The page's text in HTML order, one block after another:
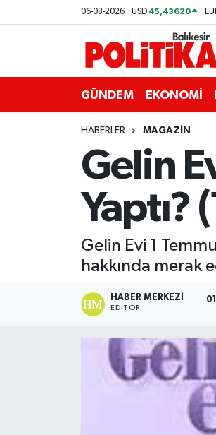
06-08-2026 USD 45,43620
GÜNDEM EKONOMİ
HABERLER MAGAZİN
Gelin
Yaptı?
Gelin Evi 1
hakkında merak
HABER MERKEZI
EDITÖR
ASTROLOJİ
Bandırma
Bigadiç
Burhaniye
Balıkesir Nöbetçi Eczaneler
Balıkesir Hava Durumu
Balıkesir Namaz Vakitleri
Balıkesir Trafik Yoğunluk
Süper Lig Puan Durumu ve
Son Dakika Haberleri
Haber Arşivi